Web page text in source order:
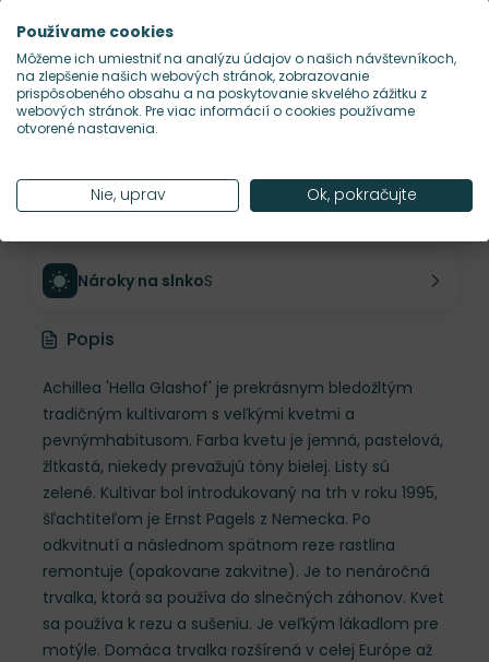
Šírka rastliny45 cm
Hustota výsadby5 ks/m²
Nároky na slnkoS
Popis
Achillea 'Hella Glashof' je prekrásnym bledožltým
tradičným kultivarom s veľkými kvetmi a
pevnýmhabitusom. Farba kvetu je jemná, pastelová,
žltkastá, niekedy prevažujú tóny bielej. Listy sú
zelené. Kultivar bol introdukovaný na trh v roku 1995,
šľachtiteľom je Ernst Pagels z Nemecka. Po
odkvitnutí a následnom spätnom reze rastlina
remontuje (opakovane zakvitne). Je to nenáročná
trvalka, ktorá sa používa do slnečných záhonov. Kvet
sa používa k rezu a sušeniu. Je veľkým lákadlom pre
motýle. Domáca trvalka rozšírená v celej Európe až
Používame cookies
Môžeme ich umiestniť na analýzu údajov o našich návštevníkoch,
na zlepšenie našich webových stránok, zobrazovanie
prispôsobeného obsahu a na poskytovanie skvelého zážitku z
webových stránok. Pre viac informácií o cookies používame
otvorené nastavenia.
Nie, uprav Ok, pokračujte